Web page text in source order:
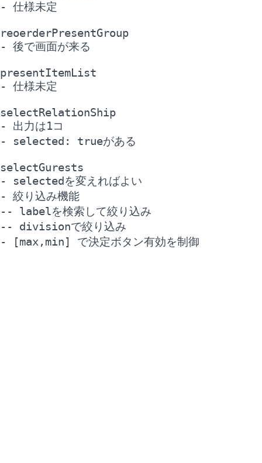
- 仕様未定
reoerderPresentGroup
- 後で画面が来る
presentItemList
- 仕様未定
selectRelationShip
- 出力は1コ
- selected: trueがある
selectGurests
- selectedを変えればよい
- 絞り込み機能
-- labelを検索して絞り込み
-- divisionで絞り込み
- [max,min] で決定ボタン有効を制御